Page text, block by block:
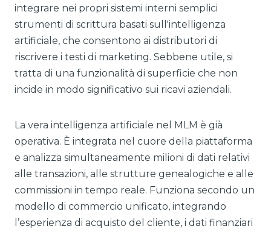
integrare nei propri sistemi interni semplici
strumenti di scrittura basati sull'intelligenza
artificiale, che consentono ai distributori di
riscrivere i testi di marketing. Sebbene utile, si
tratta di una funzionalità di superficie che non
incide in modo significativo sui ricavi aziendali.
La vera intelligenza artificiale nel MLM è già
operativa. È integrata nel cuore della piattaforma
e analizza simultaneamente milioni di dati relativi
alle transazioni, alle strutture genealogiche e alle
commissioni in tempo reale. Funziona secondo un
modello di commercio unificato, integrando
l’esperienza di acquisto del cliente, i dati finanziari